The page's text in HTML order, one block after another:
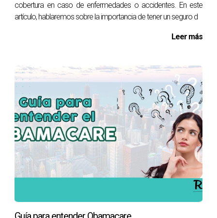
cobertura en caso de enfermedades o accidentes. En este
artículo, hablaremos sobre la importancia de tener un seguro d
Leer más